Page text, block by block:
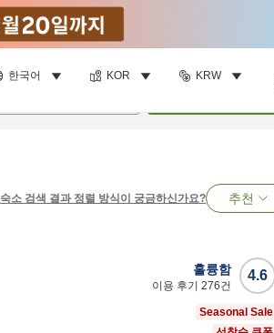
한국어 KOR KRW
숙소 검색 결과 정렬 방식이 궁금하신가요? 추천
4.6
훌륭함
이용 후기 276건
Seasonal Sale